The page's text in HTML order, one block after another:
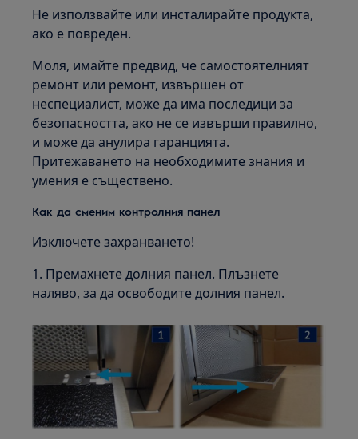
Не използвайте или инсталирайте продукта,
ако е повреден.
Моля, имайте предвид, че самостоятелният
ремонт или ремонт, извършен от
неспециалист, може да има последици за
безопасността, ако не се извърши правилно,
и може да анулира гаранцията.
Притежаването на необходимите знания и
умения е съществено.
Как да сменим контролния панел
Изключете захранването!
1. Премахнете долния панел. Плъзнете
наляво, за да освободите долния панел.